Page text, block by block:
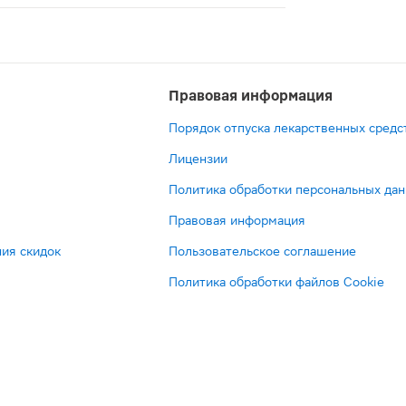
скидок
Правовая информация
Порядок отпуска лекарственных
Лицензии
Политика обработки персональных
Правовая информация
Пользовательское соглашение
Политика обработки файлов Cookie